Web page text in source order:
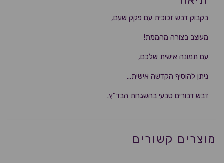
בקבוק דבש זכוכית עם פקק שעם,
מעוצב בצורה מהממת!
עם תמונה אישית שלכם,
ניתן להוסיף הקדשה אישית…
דבש דבורים טבעי בהשגחת הבד"ץ.
מוצרים קשורים